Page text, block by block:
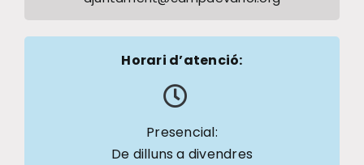
Horari d’atenció:
Presencial:
De dilluns a divendres